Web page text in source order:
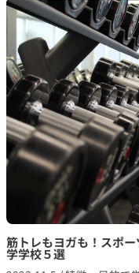
筋トレもヨガも！スポ
学学校５選